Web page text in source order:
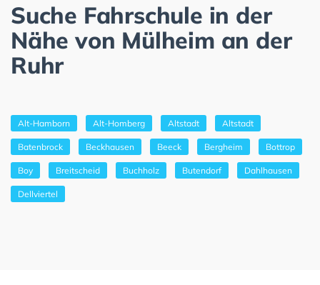
Suche Fahrschule in der
Nähe von Mülheim an der
Ruhr
Alt-Hamborn Alt-Homberg Altstadt Altstadt
Batenbrock Beckhausen Beeck Bergheim Bottrop
Boy Breitscheid Buchholz Butendorf Dahlhausen
Dellviertel